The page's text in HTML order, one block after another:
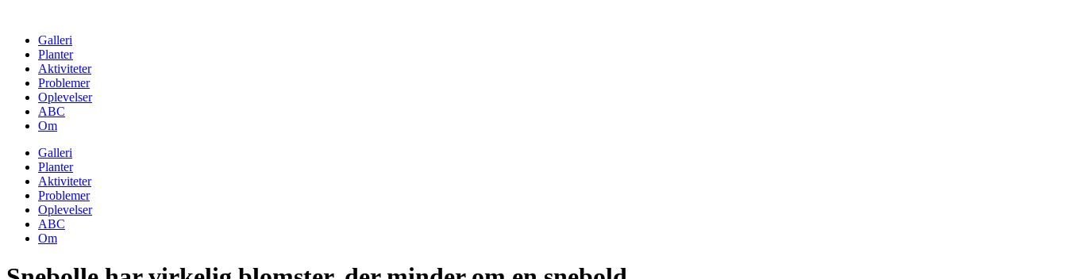
contentGalleri
Planter
Aktiviteter
Problemer
Oplevelser
ABC
Om
Galleri
Planter
Aktiviteter
Problemer
Oplevelser
ABC
Om